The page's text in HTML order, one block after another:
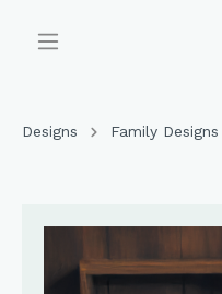
Designs Family Designs